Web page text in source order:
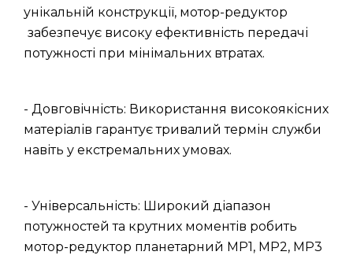
унікальній конструкції, мотор-редуктор
забезпечує високу ефективність передачі
потужності при мінімальних втратах.
- Довговічність: Використання високоякісних
матеріалів гарантує тривалий термін служби
навіть у екстремальних умовах.
- Універсальність: Широкий діапазон
потужностей та крутних моментів робить
мотор-редуктор планетарний МР1, МР2, МР3